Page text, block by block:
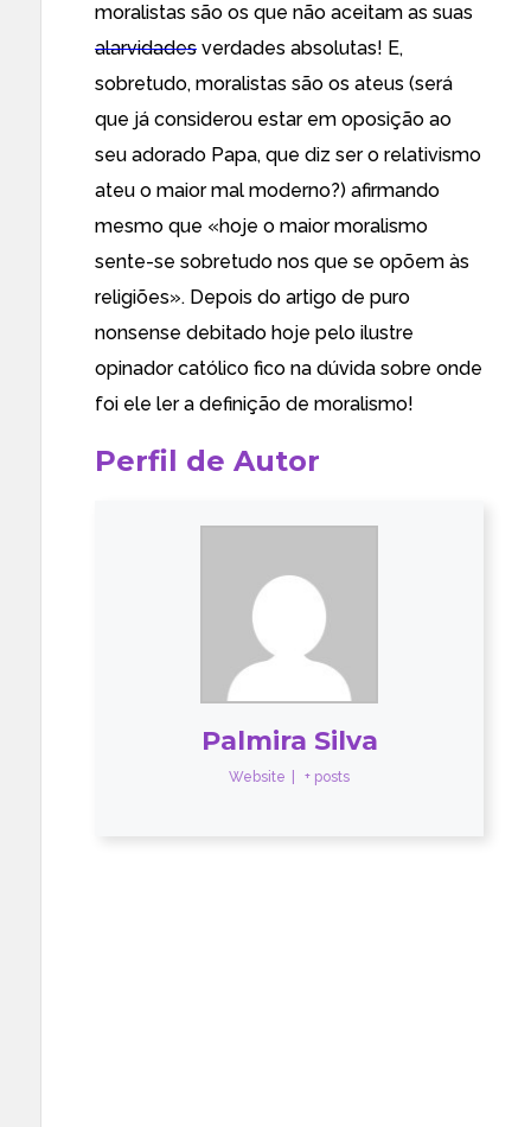
moralistas são os que não aceitam as suas
alarvidades verdades absolutas! E,
sobretudo, moralistas são os ateus (será
que já considerou estar em oposição ao
seu adorado Papa, que diz ser o relativismo
ateu o maior mal moderno?) afirmando
mesmo que «hoje o maior moralismo
sente-se sobretudo nos que se opõem às
religiões». Depois do artigo de puro
nonsense debitado hoje pelo ilustre
opinador católico fico na dúvida sobre onde
foi ele ler a definição de moralismo!
Perfil de Autor
Palmira Silva
Website + posts